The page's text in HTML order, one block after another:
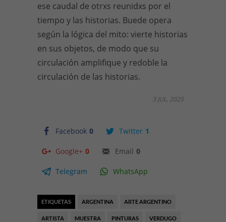
ese caudal de otrxs reunidxs por el
tiempo y las historias. Buede opera
según la lógica del mito: vierte historias
en sus objetos, de modo que su
circulación amplifique y redoble la
circulación de las historias.
Facebook 0 Twitter 1
Google+ 0 Email 0
Telegram WhatsApp
3 JUL, 2025
ETIQUETAS ARGENTINA ARTE ARGENTINO
ARTISTA MUESTRA PINTURAS VERDUGO